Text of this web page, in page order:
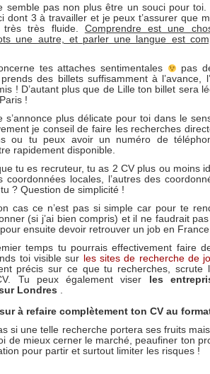
semble pas non plus être un souci pour
dont 3 à travailler et je peux t’assurer que
très très fluide. Comprendre est une
une autre, et parler une langue est
tes attaches sentimentales
pas
des billets suffisamment à l’avance,
! D’autant plus que de Lille ton billet sera
!
s’annonce plus délicate pour toi dans le
je conseil de faire les recherches
ou tu peux avoir un numéro de
rapidement disponible.
tu es recruteur, tu as 2 CV plus ou moins
coordonnées locales, l’autres des
? Question de simplicité !
cas ce n’est pas si simple car pour te
(si j’ai bien compris) et il ne faudrait
ensuite devoir retrouver un job en
temps tu pourrais effectivement faire
toi visible sur les sites de recherche de
précis sur ce que tu recherches, scrute
Tu peux également viser
les
Londres .
à refaire complètement ton CV au
si une telle recherche portera ses fruits
de mieux cerner le marché, peaufiner ton
pour partir et surtout limiter les risques !